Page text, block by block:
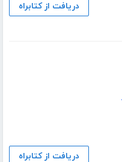
دریافت از کتابراه
دریافت از کتابراه